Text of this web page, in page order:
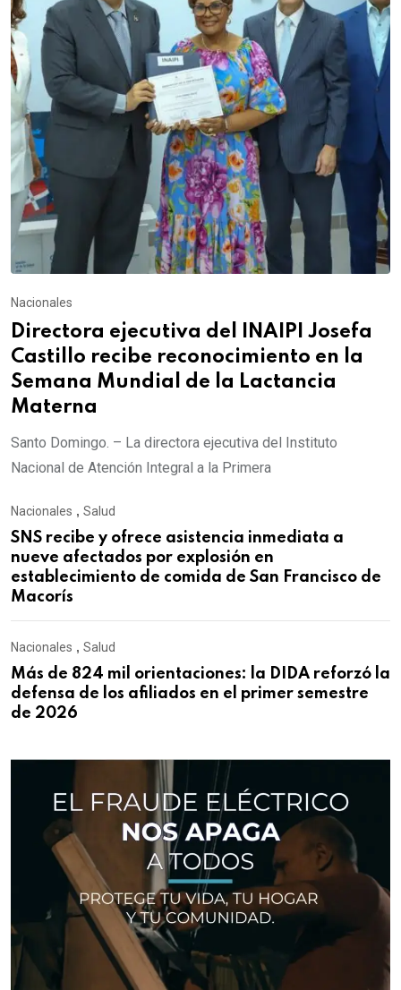
Nacionales
Directora ejecutiva del INAIPI Josefa
Castillo recibe reconocimiento en la
Semana Mundial de la Lactancia
Materna
Santo Domingo. – La directora ejecutiva del Instituto
Nacional de Atención Integral a la Primera
Nacionales , Salud
SNS recibe y ofrece asistencia inmediata a
nueve afectados por explosión en
establecimiento de comida de San Francisco de
Macorís
Nacionales , Salud
Más de 824 mil orientaciones: la DIDA reforzó la
defensa de los afiliados en el primer semestre
de 2026